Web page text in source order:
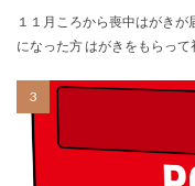
１１月ころから喪中はがき
になった方 はがきをもらっ